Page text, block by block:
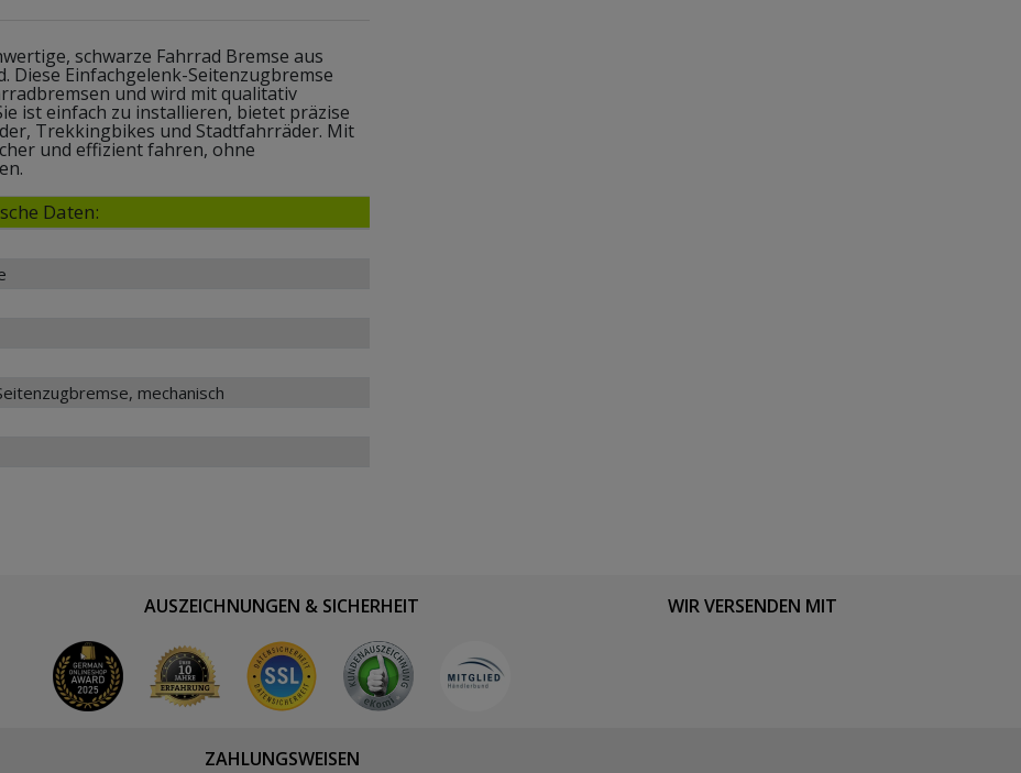
schwarze Fahrrad Bremse aus
Diese Einfachgelenk-Seitenzugbremse
und wird mit qualitativ
ist einfach zu installieren, bietet präzise
Trekkingbikes und Stadtfahrräder. Mit
und effizient fahren, ohne
Daten:
mechanisch
AUSZEICHNUNGEN & SICHERHEIT WIR VERSENDEN MIT
ZAHLUNGSWEISEN